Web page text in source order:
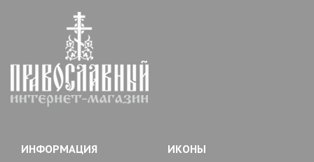
ИНФОРМАЦИЯ ИКОНЫ